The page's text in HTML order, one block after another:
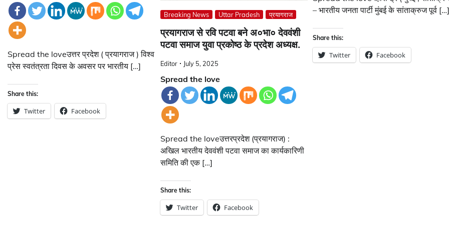
Spread the loveउत्तर प्रदेश ( प्रयागराज ) विश्व
प्रेस स्वतंत्रता दिवस के अवसर पर भारतीय […]
Share this:
Twitter Facebook
Breaking News Uttar Pradesh प्रयागराज
प्रयागराज से रवि पटवा बने अ०भा० देववंशी
पटवा समाज युवा प्रकोष्ठ के प्रदेश अध्यक्ष.
Editor July 5, 2025
Spread the love
Spread the loveउत्तरप्रदेश (प्रयागराज) :
अखिल भारतीय देववंशी पटवा समाज का कार्यकारिणी
समिति की एक […]
Share this:
Twitter Facebook
– भारतीय जनता पार्टी मुंबई के सांताक्रुज पूर्व
Share this:
Twitter Facebook